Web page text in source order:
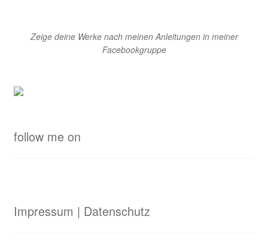
Zeige deine Werke nach meinen Anleitungen in meiner
Facebookgruppe
follow me on
Impressum | Datenschutz